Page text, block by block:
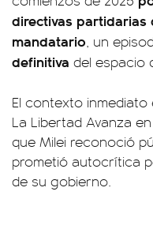
directivas partidarias
mandatario, un
definitiva del espacio
El contexto inmediato
La Libertad Avanza
que Milei reconoció
prometió autocrítica
de su gobierno.